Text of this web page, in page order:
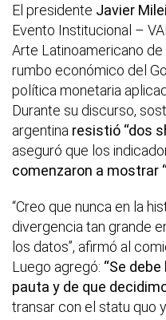
El presidente Javier Milei
Evento Institucional –
Arte Latinoamericano
rumbo económico del
política monetaria
Durante su discurso,
argentina resistió “dos
aseguró que los
comenzaron a mostrar
“Creo que nunca en la
divergencia tan grande
los datos”, afirmó al
Luego agregó: “Se
pauta y de que
transar con el statu quo